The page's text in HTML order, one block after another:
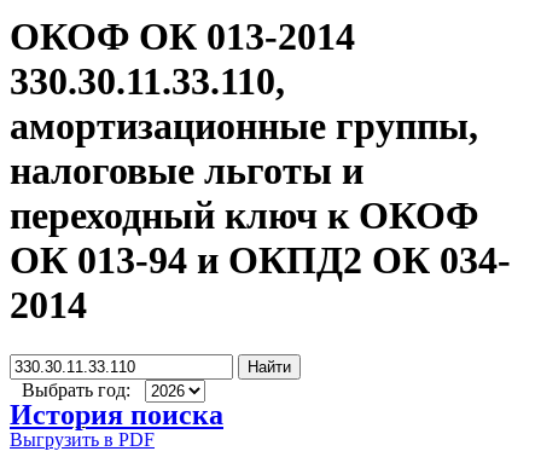
ОКОФ ОК 013-2014
330.30.11.33.110,
амортизационные группы,
налоговые льготы и
переходный ключ к ОКОФ
ОК 013-94 и ОКПД2 ОК 034-
2014
Найти
Выбрать год:
История поиска
Выгрузить в PDF